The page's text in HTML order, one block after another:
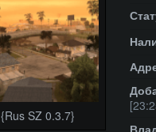
{Rus SZ 0.3.7}